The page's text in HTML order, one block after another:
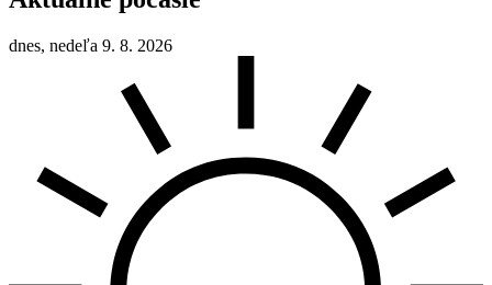
dnes, nedeľa 9. 8. 2026